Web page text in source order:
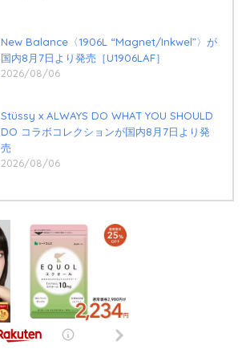
New Balance〈1906L “Magnet/Inkwel”〉が
国内8月7日より発売［U1906LAF］
2026/08/06
Stüssy x ALWAYS DO WHAT YOU SHOULD
DO コラボコレクションが国内8月7日より発
売
2026/08/06